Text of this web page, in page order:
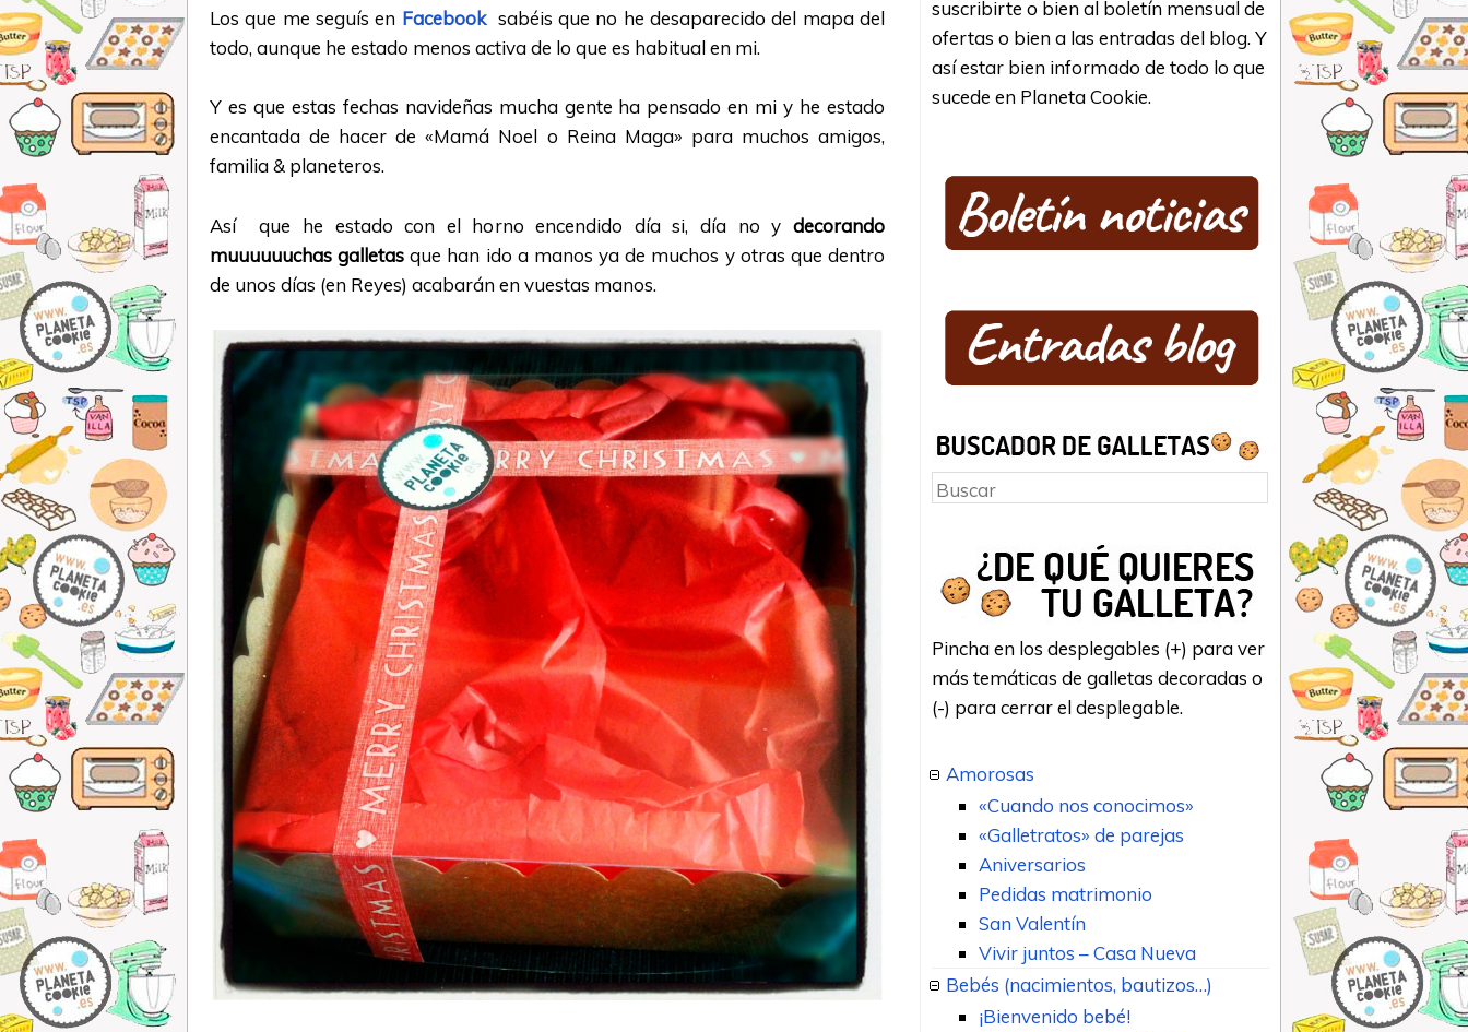
Los que me seguís en Facebook sabéis que no he desaparecido del mapa del
todo, aunque he estado menos activa de lo que es habitual en mi.
Y es que estas fechas navideñas mucha gente ha pensado en mi y he estado
encantada de hacer de «Mamá Noel o Reina Maga» para muchos amigos,
familia & planeteros.
Así que he estado con el horno encendido día si, día no y decorando
muuuuuuchas galletas que han ido a manos ya de muchos y otras que dentro
de unos días (en Reyes) acabarán en vuestas manos.
suscribirte o bien al boletín mensual de
ofertas o bien a las entradas del blog. Y
así estar bien informado de todo lo que
sucede en Planeta Cookie.
Buscar
Pincha en los desplegables (+) para ver
más temáticas de galletas decoradas o
(-) para cerrar el desplegable.
Amorosas
«Cuando nos conocimos»
«Galletratos» de parejas
Aniversarios
Pedidas matrimonio
San Valentín
Vivir juntos – Casa Nueva
Bebés (nacimientos, bautizos…)
¡Bienvenido bebé!